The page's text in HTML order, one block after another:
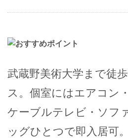
武蔵野美術大学まで徒
ス。個室にはエアコン
ケーブルテレビ・ソフ
ッグひとつで即入居可